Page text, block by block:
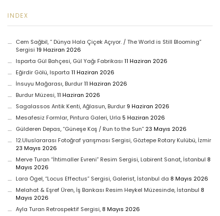
INDEX
Cem Sağbil, ” Dünya Hala Çiçek Açıyor. / The World is Still Blooming”
Sergisi 19 Haziran 2026
Isparta Gül Bahçesi, Gül Yağı Fabrikası 11 Haziran 2026
Eğirdir Gölü, Isparta 11 Haziran 2026
İnsuyu Mağarası, Burdur 11 Haziran 2026
Burdur Müzesi, 11 Haziran 2026
Sagalassos Antik Kenti, Ağlasun, Burdur 9 Haziran 2026
Mesafesiz Formlar, Pintura Galeri, Urla 5 Haziran 2026
Gülderen Depas, “Güneşe Koş / Run to the Sun” 23 Mayıs 2026
12.Uluslararası Fotoğraf yarışması Sergisi, Göztepe Rotary Kulübü, İzmir
23 Mayıs 2026
Merve Turan “İhtimaller Evreni” Resim Sergisi, Labirent Sanat, İstanbul 8
Mayıs 2026
Lara Ögel, “Locus Effectus” Sergisi, Galerist, İstanbul da 8 Mayıs 2026
Melahat & Eşref Üren, İş Bankası Resim Heykel Müzesinde, İstanbul 8
Mayıs 2026
Ayla Turan Retrospektif Sergisi, 8 Mayıs 2026